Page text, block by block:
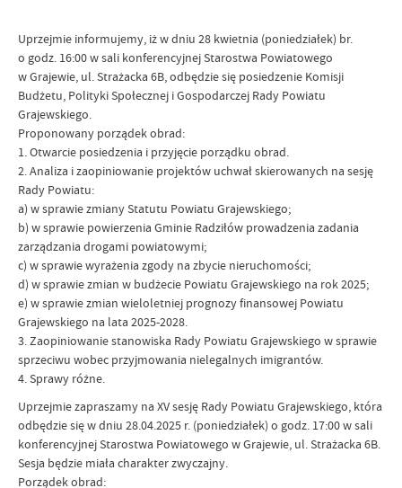
Uprzejmie informujemy, iż w dniu 28 kwietnia (poniedziałek) br.
o godz. 16:00 w sali konferencyjnej Starostwa Powiatowego
w Grajewie, ul. Strażacka 6B, odbędzie się posiedzenie Komisji
Budżetu, Polityki Społecznej i Gospodarczej Rady Powiatu
Grajewskiego.
Proponowany porządek obrad:
1. Otwarcie posiedzenia i przyjęcie porządku obrad.
2. Analiza i zaopiniowanie projektów uchwał skierowanych na sesję
Rady Powiatu:
a) w sprawie zmiany Statutu Powiatu Grajewskiego;
b) w sprawie powierzenia Gminie Radziłów prowadzenia zadania
zarządzania drogami powiatowymi;
c) w sprawie wyrażenia zgody na zbycie nieruchomości;
d) w sprawie zmian w budżecie Powiatu Grajewskiego na rok 2025;
e) w sprawie zmian wieloletniej prognozy finansowej Powiatu
Grajewskiego na lata 2025-2028.
3. Zaopiniowanie stanowiska Rady Powiatu Grajewskiego w sprawie
sprzeciwu wobec przyjmowania nielegalnych imigrantów.
4. Sprawy różne.
Uprzejmie zapraszamy na XV sesję Rady Powiatu Grajewskiego, która
odbędzie się w dniu 28.04.2025 r. (poniedziałek) o godz. 17:00 w sali
konferencyjnej Starostwa Powiatowego w Grajewie, ul. Strażacka 6B.
Sesja będzie miała charakter zwyczajny.
Porządek obrad: